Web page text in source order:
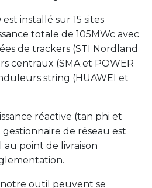
est installé sur 15 sites
totale de 105MWc avec
de trackers (STI Nordland
centraux (SMA et POWER
string (HUAWEI et
réactive (tan phi et
de réseau est
point de livraison
outil peuvent se